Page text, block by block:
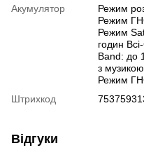
Акумулятор
Режим
Режим
Режим
годин
Band: до
з
Режим
Штрихкод
Відгуки